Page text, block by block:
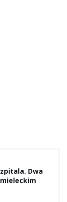
Dwa